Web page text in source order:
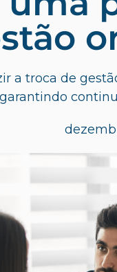
a troca de
garantindo